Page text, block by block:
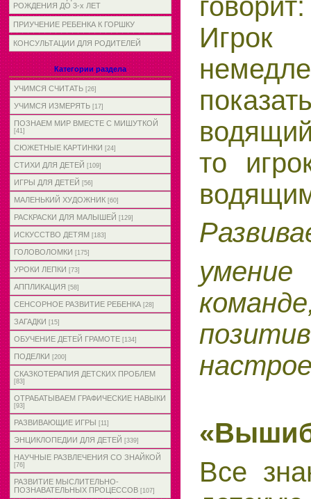
РОЖДЕНИЯ ДО 3-х ЛЕТ
ПРИУЧЕНИЕ РЕБЕНКА К ГОРШКУ
КОНСУЛЬТАЦИИ ДЛЯ РОДИТЕЛЕЙ
Категории раздела
УЧИМСЯ СЧИТАТЬ [26]
УЧИМСЯ ИЗМЕРЯТЬ [17]
ПОЗНАЕМ МИР ВМЕСТЕ С МИШУТКОЙ
[41]
СЮЖЕТНЫЕ КАРТИНКИ [24]
СТИХИ ДЛЯ ДЕТЕЙ [109]
ИГРЫ ДЛЯ ДЕТЕЙ [56]
МАЛЕНЬКИЙ ХУДОЖНИК [60]
РАСКРАСКИ ДЛЯ МАЛЫШЕЙ [129]
ИСКУССТВО ДЕТЯМ [183]
ГОЛОВОЛОМКИ [175]
УРОКИ ЛЕПКИ [73]
АППЛИКАЦИЯ [58]
СЕНСОРНОЕ РАЗВИТИЕ РЕБЕНКА [28]
ЗАГАДКИ [15]
ОБУЧЕНИЕ ДЕТЕЙ ГРАМОТЕ [134]
ПОДЕЛКИ [200]
СКАЗКОТЕРАПИЯ ДЕТСКИХ ПРОБЛЕМ
[83]
ОТРАБАТЫВАЕМ ГРАФИЧЕСКИЕ НАВЫКИ
[93]
РАЗВИВАЮЩИЕ ИГРЫ [11]
ЭНЦИКЛОПЕДИИ ДЛЯ ДЕТЕЙ [339]
НАУЧНЫЕ РАЗВЛЕЧЕНИЯ СО ЗНАЙКОЙ
[76]
РАЗВИТИЕ МЫСЛИТЕЛЬНО-
ПОЗНАВАТЕЛЬНЫХ ПРОЦЕССОВ [107]
то
Все